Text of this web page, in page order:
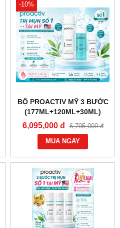
-10%
BỘ PROACTIV MỸ 3 BƯỚC
(177ML+120ML+30ML)
CHĂM SÓC DA MỤN -
0858193968 - 0944193968 -
AMYLALASHOP.COM
6,095,000 đ 6,795,000 đ
MUA NGAY